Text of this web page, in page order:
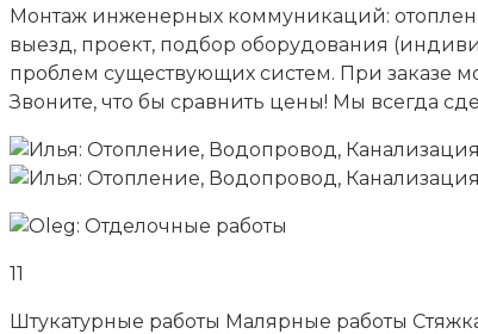
Монтаж инженерных коммуникаций:
выезд, проект, подбор оборудования
проблем существующих систем. При заказе
Звоните, что бы сравнить цены! Мы всегда
11
Штукатурные работы Малярные работы